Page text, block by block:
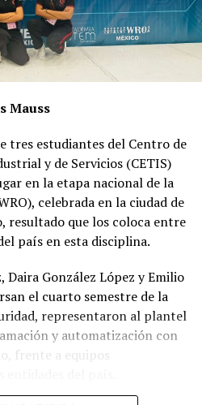
Mauss
tres estudiantes del Centro de
y de Servicios (CETIS)
en la etapa nacional de la
celebrada en la ciudad de
resultado que los coloca entre
país en esta disciplina.
Daira González López y Emilio
el cuarto semestre de la
representaron al plantel
y automatización con
frente a equipos